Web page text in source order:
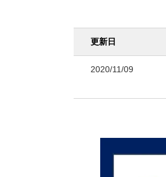
更新日
2020/11/09